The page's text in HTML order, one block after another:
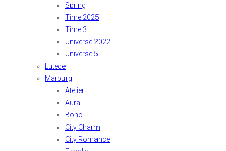
Spring
Time 2025
Time 3
Universe 2022
Universe 5
Lutece
Marburg
Atelier
Aura
Boho
City Charm
City Romance